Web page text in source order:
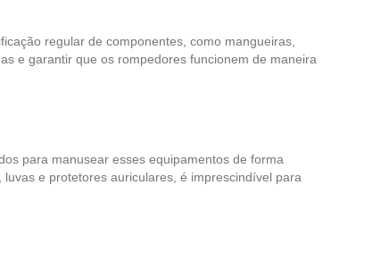
regular de componentes, como mangueiras,
e garantir que os rompedores funcionem de maneira
para manusear esses equipamentos de forma
e protetores auriculares, é imprescindível para